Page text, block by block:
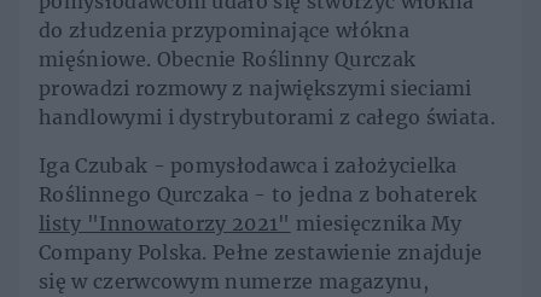
do złudzenia przypominające włókna
mięśniowe. Obecnie Roślinny Qurczak
prowadzi rozmowy z największymi sieciami
handlowymi i dystrybutorami z całego świata.
Iga Czubak - pomysłodawca i założycielka
Roślinnego Qurczaka - to jedna z bohaterek
listy "Innowatorzy 2021" miesięcznika My
Company Polska. Pełne zestawienie znajduje
się w czerwcowym numerze magazynu,